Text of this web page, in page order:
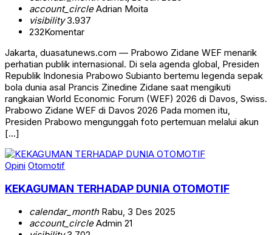
account_circleAdrian Moita
visibility3.937
232Komentar
Jakarta, duasatunews.com — Prabowo Zidane WEF menarik
perhatian publik internasional. Di sela agenda global, Presiden
Republik Indonesia Prabowo Subianto bertemu legenda sepak
bola dunia asal Prancis Zinedine Zidane saat mengikuti
rangkaian World Economic Forum (WEF) 2026 di Davos, Swiss.
Prabowo Zidane WEF di Davos 2026 Pada momen itu,
Presiden Prabowo mengunggah foto pertemuan melalui akun
[…]
Opini Otomotif
KEKAGUMAN TERHADAP DUNIA OTOMOTIF
calendar_monthRabu, 3 Des 2025
account_circleAdmin 21